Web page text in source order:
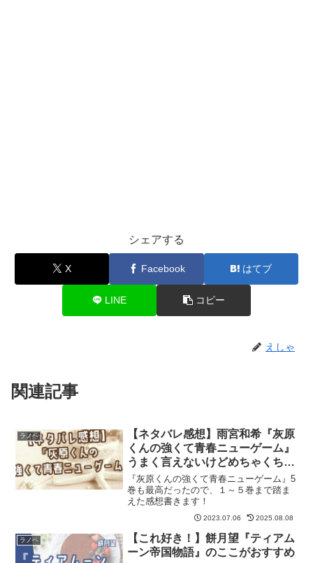
シェアする
X Facebook はてブ
LINE コピー
えしゃ
関連記事
ラノベ
【ネタバレ感想】雨宮和希『灰原
くんの強くて青春ニューゲーム』
うまく言えないけどめちゃくちゃ
好きだ～！
『灰原くんの強くて青春ニューゲーム』5
巻も最高だったので、１～５巻まで踏ま
えた感想書きます！
2023.07.06 2025.08.08
ラノベ
【これ好き！】餅月望『ティアム
ーン帝国物語』のここがおすすめ